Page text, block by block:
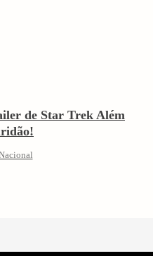
de Star Trek Além